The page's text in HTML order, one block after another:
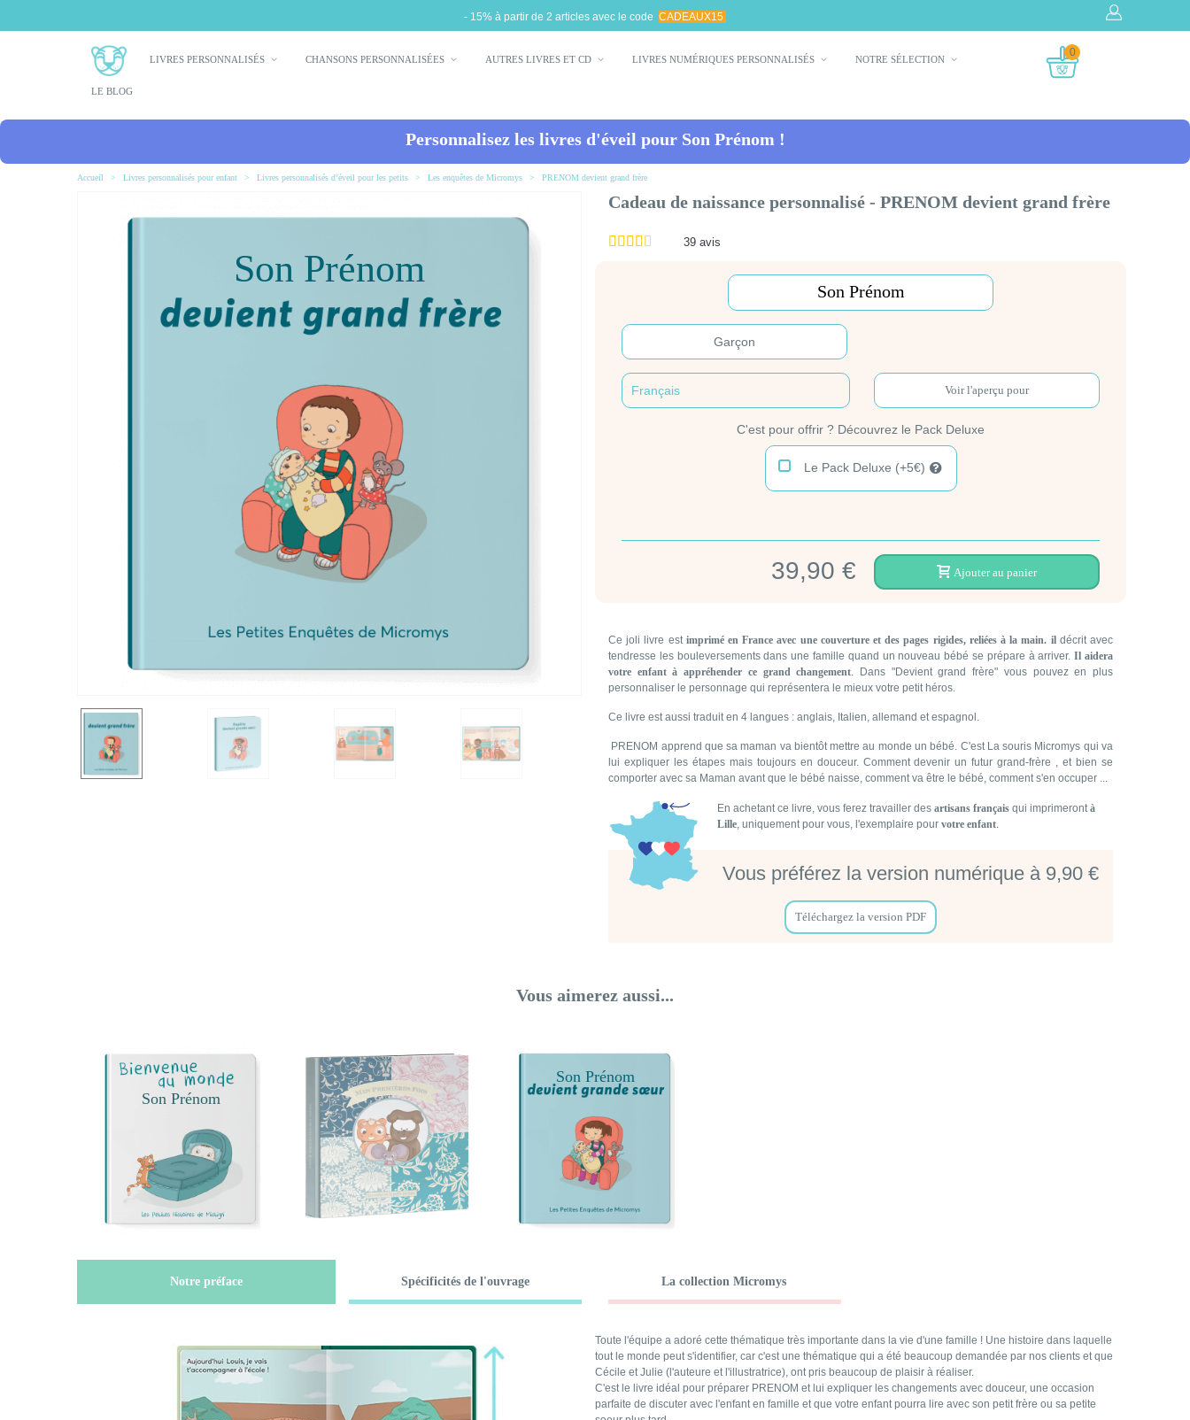
- 15% à partir de 2 articles avec le code CADEAUX15
0
LIVRES PERSONNALISÉS CHANSONS PERSONNALISÉES AUTRES LIVRES ET CD LIVRES NUMÉRIQUES PERSONNALISÉS NOTRE SÉLECTION
LE BLOG
Personnalisez les livres d'éveil pour Son Prénom !
Accueil > Livres personnalisés pour enfant > Livres personnalisés d’éveil pour les petits > Les enquêtes de Micromys > PRENOM devient grand frère
Son Prénom
Cadeau de naissance personnalisé - PRENOM devient grand frère
39 avis
Garçon
Voir l'aperçu pour
C'est pour offrir ? Découvrez le Pack Deluxe
Le Pack Deluxe (+5€)
39,90 € Ajouter au panier
Ce joli livre est imprimé en France avec une couverture et des pages rigides, reliées à la main. il décrit avec
tendresse les bouleversements dans une famille quand un nouveau bébé se prépare à arriver.Il aidera
votre enfant à appréhender ce grand changement. Dans "Devient grand frère" vous pouvez en plus
personnaliser le personnage qui représentera le mieux votre petit héros.
Ce livre est aussi traduit en 4 langues : anglais, Italien, allemand et espagnol.
PRENOM apprend que sa maman va bientôt mettre au monde un bébé. C'est La souris Micromys qui va
lui expliquer les étapes mais toujours en douceur. Comment devenir un futur grand-frère , et bien se
comporter avec sa Maman avant que le bébé naisse, comment va être le bébé, comment s'en occuper ...
En achetant ce livre, vous ferez travailler des artisans français qui imprimerontà
Lille, uniquement pour vous, l'exemplaire pour votre enfant.
Vous préférez la version numérique à 9,90 €
Téléchargez la version PDF
Vous aimerez aussi...
Son Prénom
Son Prénom
Notre préface Spécificités de l'ouvrage La collection Micromys
Toute l'équipe a adoré cette thématique très importante dans la vie d'une famille ! Une histoire dans laquelle
tout le monde peut s'identifier, car c'est une thématique qui a été beaucoup demandée par nos clients et que
Cécile et Julie (l'auteure et l'illustratrice), ont pris beaucoup de plaisir à réaliser.
C'est le livre idéal pour préparer PRENOM et lui expliquer les changements avec douceur, une occasion
parfaite de discuter avec l'enfant en famille et que votre enfant pourra lire avec son petit frère ou sa petite